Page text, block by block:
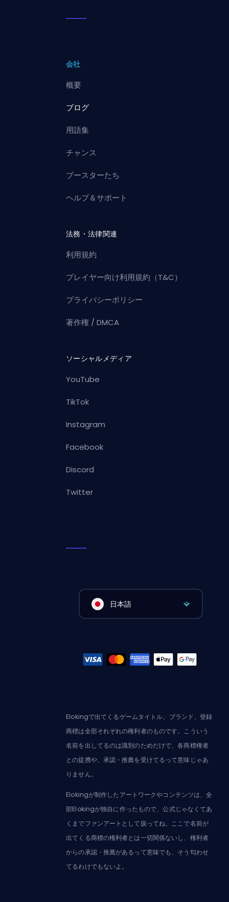
会社
概要
ブログ
用語集
チャンス
ブースターたち
ヘルプ＆サポート
法務・法律関連
利用規約
プレイヤー向け利用規約（T&C）
プライバシーポリシー
著作権 / DMCA
ソーシャルメディア
YouTube
TikTok
Instagram
Facebook
Discord
Twitter
日本語
Elokingで出てくるゲームタイトル、ブランド、登録
商標は全部それぞれの権利者のものです。こういう
名前を出してるのは識別のためだけで、各商標権者
との提携や、承認・推薦を受けてるって意味じゃあ
りません。
Elokingが制作したアートワークやコンテンツは、全
部Elokingが独自に作ったもので、公式じゃなくてあ
くまでファンアートとして扱ってね。ここで名前が
出てくる商標の権利者とは一切関係ないし、権利者
からの承認・推薦があるって意味でも、そう匂わせ
てるわけでもないよ。